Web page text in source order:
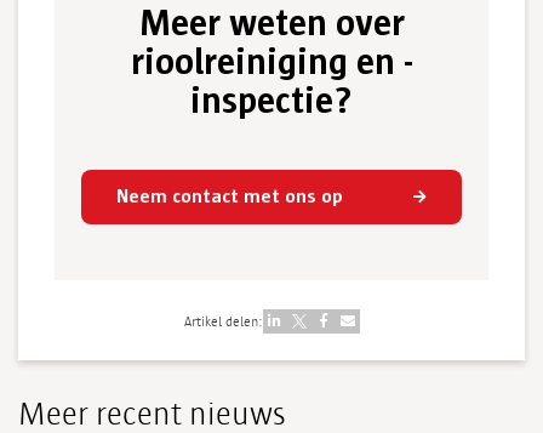
Meer weten over
rioolreiniging en -
inspectie?
Neem contact met ons op
Artikel delen:
Meer recent nieuws